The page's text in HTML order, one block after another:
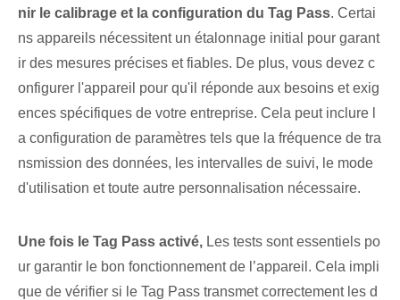
nir le calibrage et la configuration du Tag Pass.⁣ Certai
ns appareils nécessitent un ‌étalonnage initial​ pour garant
ir ⁤des mesures précises et fiables. De plus, vous devez c
onfigurer l'appareil pour qu'il réponde aux besoins et exig
ences spécifiques de votre entreprise. Cela peut inclure l
a configuration de paramètres tels que la fréquence de tra
nsmission des données, les intervalles de suivi, le mode
d'utilisation et toute autre personnalisation nécessaire.
Une fois le Tag Pass activé, Les tests sont essentiels po
ur garantir le bon fonctionnement de l’appareil. ‍Cela impli
que de vérifier si le Tag‌ Pass transmet correctement les d